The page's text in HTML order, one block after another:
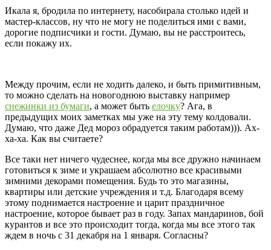
Икала я, бродила по интернету, насобирала столько идей и
мастер-классов, ну что не могу не поделиться ими с вами,
дорогие подписчики и гости. Думаю, вы не расстроитесь,
если покажу их.
Между прочим, если не ходить далеко, и быть примитивным,
то можно сделать на новогоднюю выставку например
снежинки из бумаги, а может быть елочку? Ага, в
предыдущих моих заметках мы уже на эту тему колдовали.
Думаю, что даже Дед мороз обрадуется таким работам))). Ах-
ха-ха. Как вы считаете?
Все таки нет ничего чудеснее, когда мы все дружно начинаем
готовиться к зиме и украшаем абсолютно все красивыми
зимними декорами помещения. Будь то это магазины,
квартиры или детские учреждения и т.д. Благодаря всему
этому поднимается настроение и царит праздничное
настроение, которое бывает раз в году. Запах мандаринов, бой
курантов и все это происходит тогда, когда мы все этого так
ждем в ночь с 31 декабря на 1 января. Согласны?